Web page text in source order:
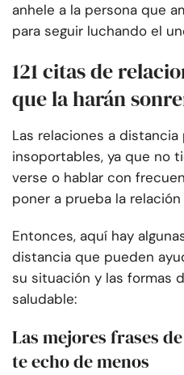
anhele a la persona que
para seguir luchando el
121 citas de
que la harán
Las relaciones a
insoportables, ya que no
verse o hablar con
poner a prueba la
Entonces, aquí hay
distancia que pueden
su situación y las formas
saludable:
Las mejores frases
te echo de menos